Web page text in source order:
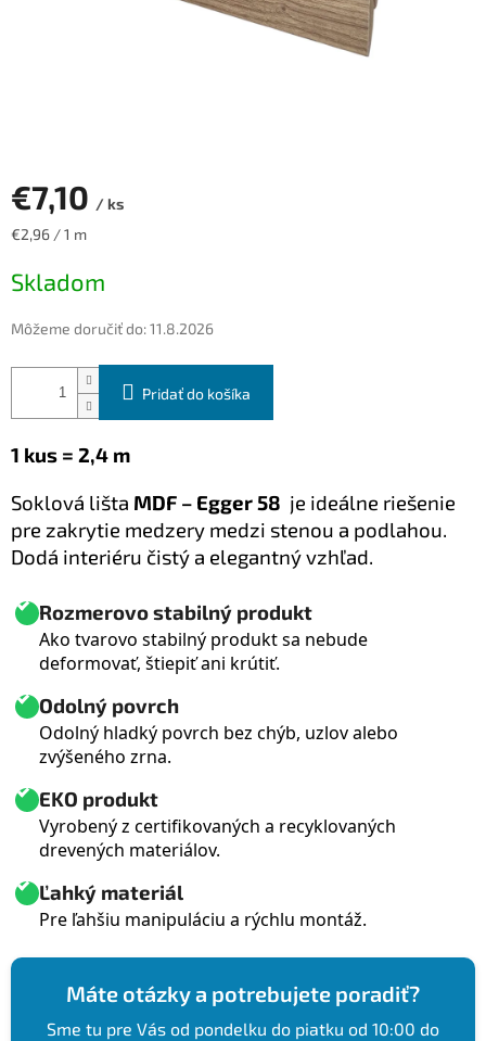
€7,10 / ks
Jednotková
€2,96 / 1 m
Skladom
Môžeme doručiť do:11.8.2026
Pridať do košíka
1 kus = 2,4 m
Soklová lišta MDF – Egger 58 je ideálne riešenie
pre zakrytie medzery medzi stenou a podlahou.
Dodá interiéru čistý a elegantný vzhľad.
Rozmerovo stabilný produkt
Ako tvarovo stabilný produkt sa nebude
deformovať, štiepiť ani krútiť.
Odolný povrch
Odolný hladký povrch bez chýb, uzlov alebo
zvýšeného zrna.
EKO produkt
Vyrobený z certifikovaných a recyklovaných
drevených materiálov.
Ľahký materiál
Pre ľahšiu manipuláciu a rýchlu montáž.
Máte otázky a potrebujete poradiť?
Sme tu pre Vás od pondelku do piatku od 10:00 do